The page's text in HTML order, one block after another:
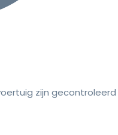
zijn gecontroleerd